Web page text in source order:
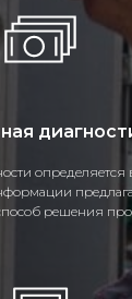
определяется
решения